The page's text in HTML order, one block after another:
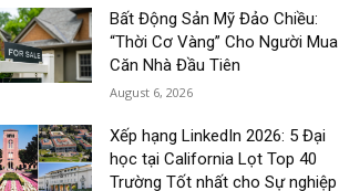
Bất Động Sản Mỹ Đảo Chiều:
“Thời Cơ Vàng” Cho Người Mua
Căn Nhà Đầu Tiên
August 6, 2026
Xếp hạng LinkedIn 2026: 5 Đại
học tại California Lọt Top 40
Trường Tốt nhất cho Sự nghiệp